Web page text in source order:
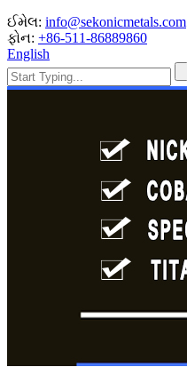
ઈમેલ: info@sekonicmetals.com
ફોન: +86-511-86889860
English